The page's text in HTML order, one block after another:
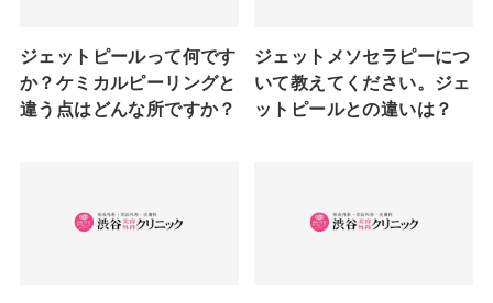
ジェットピールって何です
か？ケミカルピーリングと
違う点はどんな所ですか？
ジェットメソセラピーにつ
いて教えてください。ジェ
ットピールとの違いは？